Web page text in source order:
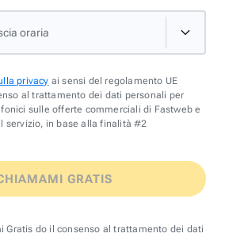
oraria
privacy ai sensi del regolamento UE
al trattamento dei dati personali per
sulle offerte commerciali di Fastweb e
servizio, in base alla finalità #2
GRATIS
Gratis do il consenso al trattamento dei dati